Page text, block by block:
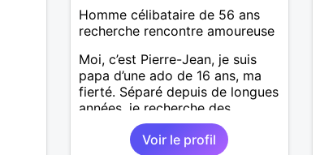
Homme célibataire de 56 ans
recherche rencontre amoureuse
Moi, c’est Pierre-Jean, je suis
papa d’une ado de 16 ans, ma
fierté. Séparé depuis de longues
années, je recherche des
affinités amicales afin de
rompre une solitude parfois
Voir le profil